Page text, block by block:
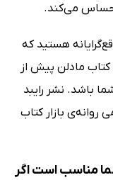
می‌کند.
هستید که
مادلن پیش از
باشد. نشر رایبد
روانه‌ی بازار کتاب
مناسب است اگر